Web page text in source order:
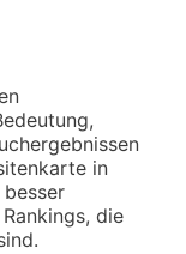
in
die